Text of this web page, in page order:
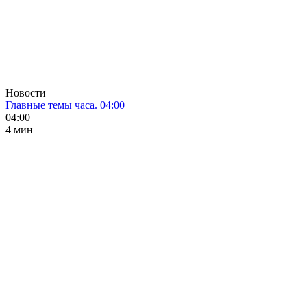
Новости
Главные темы часа. 04:00
04:00
4 мин